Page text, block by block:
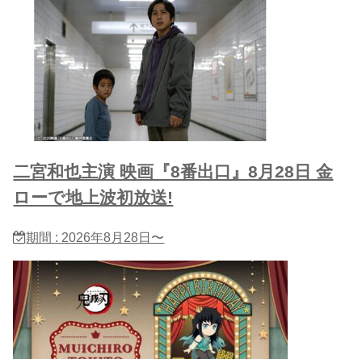
二宮和也主演 映画『8番出口』8月28日 金
ローで地上波初放送!
期間 : 2026年8月28日〜